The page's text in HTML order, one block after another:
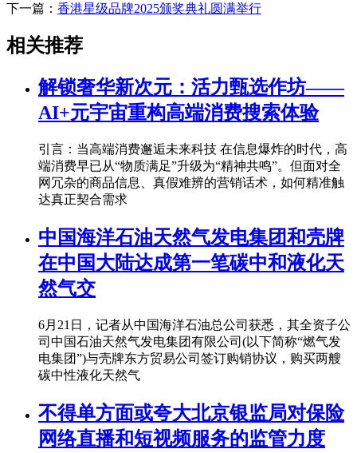
下一篇： 香港星级品牌2025颁奖典礼圆满举行
相关推荐
解锁奢华新次元：活力甄选作坊——
AI+元宇宙重构高端消费搜索体验
引言：当高端消费邂逅未来科技 在信息爆炸的时代，高
端消费早已从“物质满足”升级为“精神共鸣”。但面对全
网冗杂的商品信息、真假难辨的营销话术，如何精准触
达真正契合需求
中国海洋石油天然气发电集团和壳牌
在中国大陆达成第一笔碳中和液化天
然气交
6月21日，记者从中国海洋石油总公司获悉，其全资子公
司中国石油天然气发电集团有限公司(以下简称“燃气发
电集团”)与壳牌东方贸易公司签订购销协议，购买两艘
碳中性液化天然气
不得单方面或夸大北京银监局对保险
网络直播和短视频服务的监管力度